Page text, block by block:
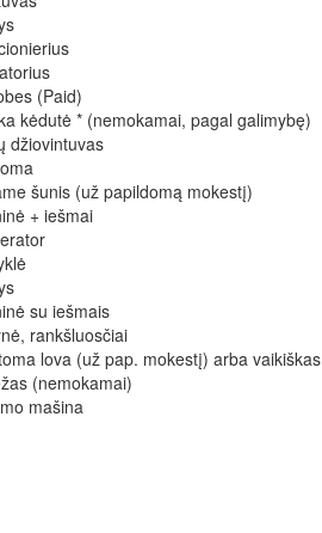
(Paid)
kėdutė * (nemokamai, pagal galimybę)
džiovintuvas
šunis (už papildomą mokestį)
+ iešmai
su iešmais
rankšluosčiai
lova (už pap. mokestį) arba vaikiškas
(nemokamai)
mašina